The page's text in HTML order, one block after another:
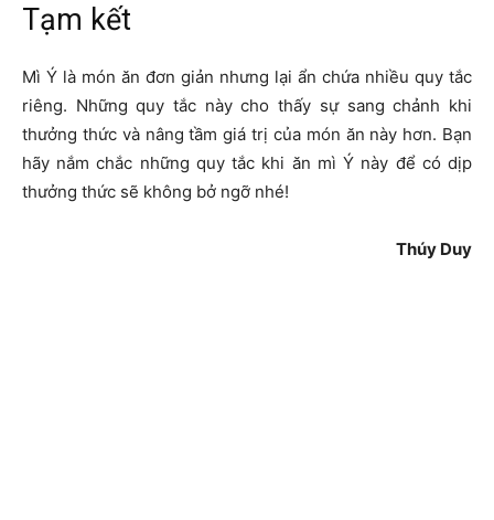
Tạm kết
Mì Ý là món ăn đơn giản nhưng lại ẩn chứa nhiều quy tắc
riêng. Những quy tắc này cho thấy sự sang chảnh khi
thưởng thức và nâng tầm giá trị của món ăn này hơn. Bạn
hãy nắm chắc những quy tắc khi ăn mì Ý này để có dịp
thưởng thức sẽ không bở ngỡ nhé!
Thúy Duy